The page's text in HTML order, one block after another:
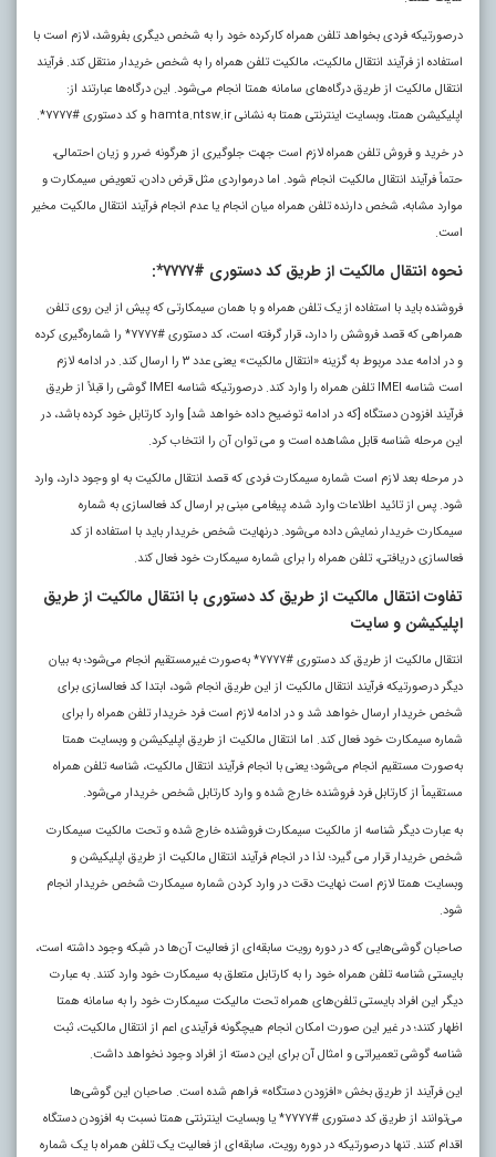
درصورتیکه فردی بخواهد تلفن همراه کارکرده خود را به شخص دیگری بفروشد، لازم است با
استفاده از فرآیند انتقال مالکیت، مالکیت تلفن همراه را به شخص خریدار منتقل کند. فرآیند
انتقال مالکیت از طریق درگاه‌های سامانه همتا انجام می‌شود. این درگاه‌ها عبارتند از:
اپلیکیشن همتا، وبسایت اینترنتی همتا به نشانی hamta.ntsw.ir و کد دستوری #۷۷۷۷*.
در خرید و فروش تلفن همراه لازم است جهت جلوگیری از هرگونه ضرر و زیان احتمالی،
حتماً فرآیند انتقال مالکیت انجام شود. اما درمواردی مثل قرض دادن، تعویض سیمکارت و
موارد مشابه، شخص دارنده تلفن همراه میان انجام یا عدم انجام فرآیند انتقال مالکیت مخیر
است.
نحوه انتقال مالکیت از طریق کد دستوری #۷۷۷۷*:
فروشنده باید با استفاده از یک تلفن همراه و با همان سیمکارتی که پیش از این روی تلفن
همراهی که قصد فروشش را دارد، قرار گرفته است، کد دستوری #۷۷۷۷* را شماره‌گیری کرده
و در ادامه عدد مربوط به گزینه «انتقال مالکیت» یعنی عدد ۳ را ارسال کند. در ادامه لازم
است شناسه IMEI تلفن همراه را وارد کند. درصورتیکه شناسه IMEI گوشی را قبلاً از طریق
فرآیند افزودن دستگاه [که در ادامه توضیح داده خواهد شد] وارد کارتابل خود کرده باشد، در
این مرحله شناسه قابل مشاهده است و می توان آن را انتخاب کرد.
در مرحله بعد لازم است شماره سیمکارت فردی که قصد انتقال مالکیت به او وجود دارد، وارد
شود. پس از تائید اطلاعات وارد شده، پیغامی مبنی بر ارسال کد فعالسازی به شماره
سیمکارت خریدار نمایش داده می‌شود. درنهایت شخص خریدار باید با استفاده از کد
فعالسازی دریافتی، تلفن همراه را برای شماره سیمکارت خود فعال کند.
تفاوت انتقال مالکیت از طریق کد دستوری با انتقال مالکیت از طریق
اپلیکیشن و سایت
انتقال مالکیت از طریق کد دستوری #۷۷۷۷* به‌صورت غیرمستقیم انجام می‌شود؛ به بیان
دیگر درصورتیکه فرآیند انتقال مالکیت از این طریق انجام شود، ابتدا کد فعالسازی برای
شخص خریدار ارسال خواهد شد و در ادامه لازم است فرد خریدار تلفن همراه را برای
شماره سیمکارت خود فعال کند. اما انتقال مالکیت از طریق اپلیکیشن و وبسایت همتا
به‌صورت مستقیم انجام می‌شود؛ یعنی با انجام فرآیند انتقال مالکیت، شناسه تلفن همراه
مستقیماً از کارتابل فرد فروشنده خارج شده و وارد کارتابل شخص خریدار می‌شود.
به عبارت دیگر شناسه از مالکیت سیمکارت فروشنده خارج شده و تحت مالکیت سیمکارت
شخص خریدار قرار می گیرد؛ لذا در انجام فرآیند انتقال مالکیت از طریق اپلیکیشن و
وبسایت همتا لازم است نهایت دقت در وارد کردن شماره سیمکارت شخص خریدار انجام
شود.
صاحبان گوشی‌هایی که در دوره رویت سابقه‌ای از فعالیت آن‌ها در شبکه وجود داشته است،
بایستی شناسه تلفن همراه خود را به کارتابل متعلق به سیمکارت خود وارد کنند. به عبارت
دیگر این افراد بایستی تلفن‌های همراه تحت مالیکت سیمکارت خود را به سامانه همتا
اظهار کنند؛ در غیر این ‌صورت امکان انجام هیچگونه فرآیندی اعم از انتقال مالکیت، ثبت
شناسه گوشی تعمیراتی و امثال آن برای این دسته از افراد وجود نخواهد داشت.
این فرآیند از طریق بخش «افزودن دستگاه» فراهم شده است. صاحبان این گوشی‌ها
می‌توانند از طریق کد دستوری #۷۷۷۷* یا وبسایت اینترنتی همتا نسبت به افزودن دستگاه
اقدام کنند. تنها درصورتیکه در دوره رویت، سابقه‌ای از فعالیت یک تلفن همراه با یک شماره